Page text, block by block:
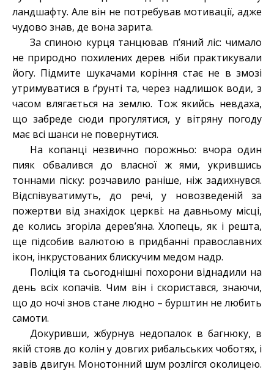
ландшафту. Але він не потребував мотивації, адже
чудово знав, де вона зарита.
За спиною курця танцював п’яний ліс: чимало
не природно похилених дерев ніби практикували
йогу. Підмите шукачами коріння стає не в змозі
утримуватися в ґрунті та, через надлишок води, з
часом влягається на землю. Тож якийсь невдаха,
що забреде сюди прогулятися, у вітряну погоду
має всі шанси не повернутися.
На копанці незвично порожньо: вчора один
пияк обвалився до власної ж ями, укрившись
тоннами піску: розчавило раніше, ніж задихнувся.
Відспівуватимуть, до речі, у новозведеній за
пожертви від знахідок церкві: на давньому місці,
де колись згоріла дерев’яна. Хлопець, як і решта,
ще підсобив валютою в придбанні православних
ікон, інкрустованих блискучим медом надр.
Поліція та сьогоднішні похорони віднадили на
день всіх копачів. Чим він і скористався, знаючи,
що до ночі знов стане людно – бурштин не любить
самоти.
Докуривши, жбурнув недопалок в багнюку, в
якій стояв до колін у довгих рибальських чоботях, і
завів двигун. Монотонний шум розлігся околицею.